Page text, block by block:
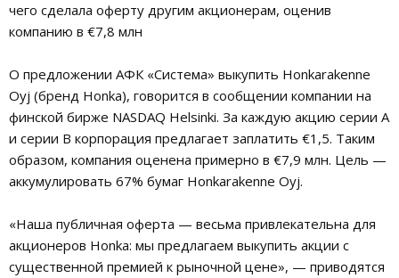
чего сделала оферту другим акционерам, оценив
компанию в €7,8 млн
О предложении АФК «Система» выкупить Honkarakenne
Oyj (бренд Honka), говорится в сообщении компании на
финской бирже NASDAQ Helsinki. За каждую акцию серии А
и серии B корпорация предлагает заплатить €1,5. Таким
образом, компания оценена примерно в €7,9 млн. Цель —
аккумулировать 67% бумаг Honkarakenne Oyj.
«Наша публичная оферта — весьма привлекательна для
акционеров Honka: мы предлагаем выкупить акции с
существенной премией к рыночной цене», — приводятся